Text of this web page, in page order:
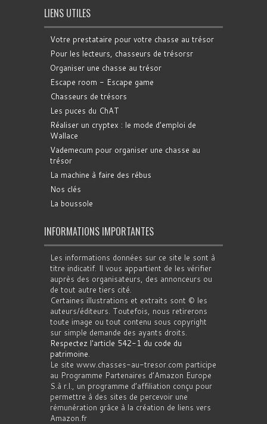
LIENS UTILES
Votre prestataire pour votre chasse au trésor
Pour les lecteurs, chasseurs de trésorsr
Organiser une chasse au trésor
Escape room - Escape game
Chasseurs de trésors
Les puces du ChAT
Réaliser un cryptex : le mode d'emploi de
Wallace
Vademecum pour organiser une chasse au
trésor
La machine à faire des rébus
Nos clés
La boussole
INFORMATIONS IMPORTANTES
Les informations données sur ce site le sont à
titre indicatif. Il vous appartient de les vérifier
auprès des organisateurs, des annonceurs ou
de tout autre tiers cité.
Certaines illustrations et extraits sont © les
auteurs/éditeurs. Toutefois, nous retirerons
toute image ou tout contenu sous copyright
sur simple demande des ayants droits.
Respectez l'article 542-1 du code du
patrimoine.
Le site www.chasses-au-tresor.com participe
au Programme Partenaires d’Amazon Europe
S.à r.l., un programme d’affiliation conçu pour
permettre à des sites de percevoir une
rémunération grâce à la création de liens vers
Amazon.fr